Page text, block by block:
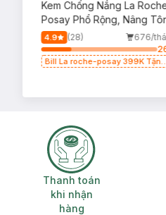
Kem Chống Nắng La
Posay Phổ Rộng, Nâng
Kiềm Dầu 50ml
4.9 (28)
676/
Bill La roche-posay 399K Tặng
Thanh toán khi
Thanh toán
khi nhận
hàng